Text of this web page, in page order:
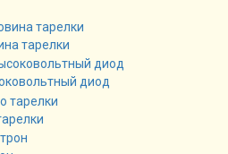
тарелки
диод